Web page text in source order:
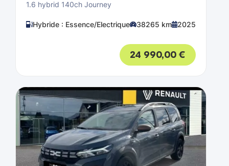
1.6 hybrid 140ch Journey
Hybride : Essence/Electrique 38265 km 2025
24 990,00€